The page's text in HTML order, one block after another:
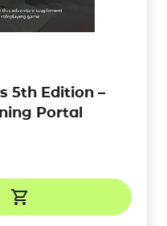
5th Edition –
Portal